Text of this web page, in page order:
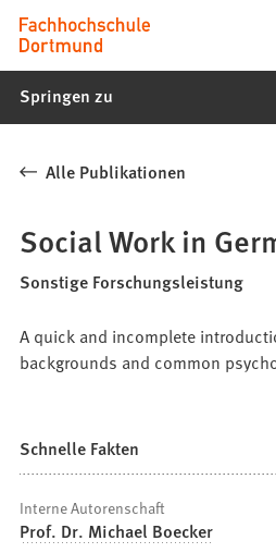
Inhalt anspringen
Fachhochschule
Dortmund
-
Studiengänge,
Bewerbung
Springen zu
Alle Publikationen
Social Work in
Sonstige Forschungsleistung
A quick and incomplete
backgrounds and common
Schnelle Fakten
Interne Autorenschaft
Prof. Dr. Michael Boecker